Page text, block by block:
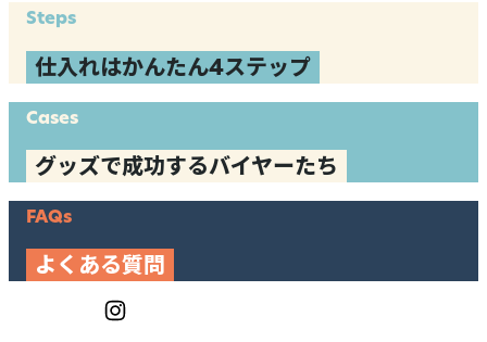
Steps
仕入れはかんたん4ステップ
Cases
グッズで成功するバイヤーたち
FAQs
よくある質問